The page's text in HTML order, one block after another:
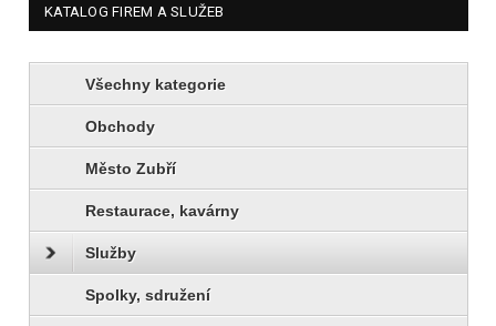
KATALOG FIREM A SLUŽEB
Všechny kategorie
Obchody
Město Zubří
Restaurace, kavárny
Služby
Spolky, sdružení